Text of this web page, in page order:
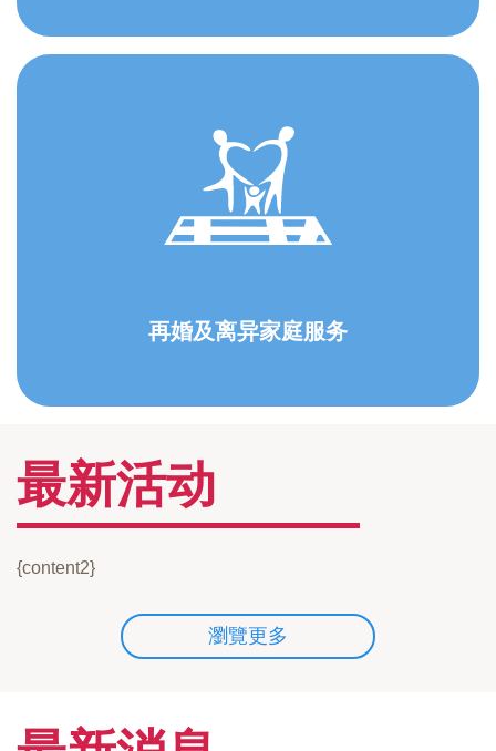
再婚及离异家庭服务
最新活动
{content2}
瀏覽更多